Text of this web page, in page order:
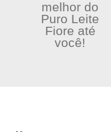
melhor do
Puro Leite
Fiore até
você!